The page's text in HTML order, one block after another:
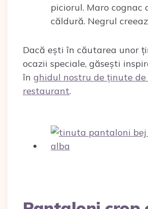
piciorul. Maro cognac
căldură. Negrul
Dacă ești în căutarea unor
ocazii speciale, găsești
în ghidul nostru de ținute
restaurant.